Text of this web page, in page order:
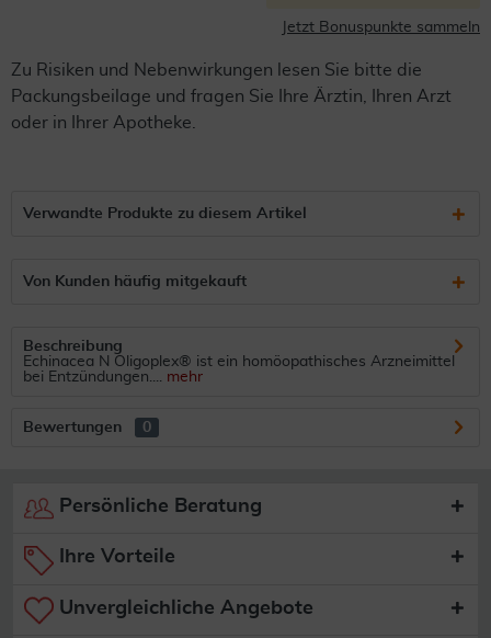
Jetzt Bonuspunkte sammeln
Zu Risiken und Nebenwirkungen lesen Sie bitte die
Packungsbeilage und fragen Sie Ihre Ärztin, Ihren Arzt
oder in Ihrer Apotheke.
Verwandte Produkte zu diesem Artikel
Von Kunden häufig mitgekauft
Beschreibung
Echinacea N Oligoplex® ist ein homöopathisches Arzneimittel
bei Entzündungen.... mehr
Bewertungen 0
Persönliche Beratung
Ihre Vorteile
Unvergleichliche Angebote